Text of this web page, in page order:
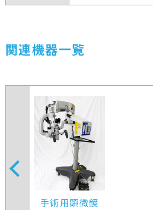
関連機器一覧
手術用顕微鏡